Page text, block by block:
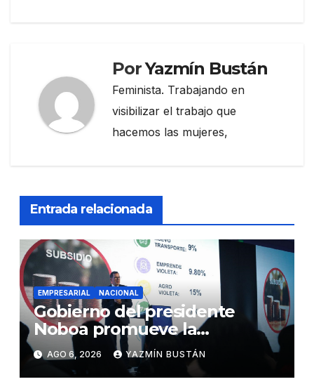
PorYazmín Bustán
Feminista. Trabajando en
visibilizar el trabajo que
hacemos las mujeres,
Entrada relacionada
EMPRESARIAL NACIONAL
Gobierno del presidente
Noboa promueve la
autonomía económica de las
mujeres con más de USD 45
AGO 6, 2026 YAZMÍN BUSTÁN